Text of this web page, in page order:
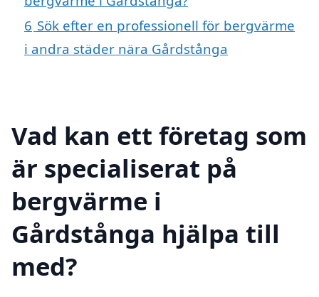
6 Sök efter en professionell för bergvärme
i andra städer nära Gårdstånga
Vad kan ett företag som
är specialiserat på
bergvärme i
Gårdstånga hjälpa till
med?